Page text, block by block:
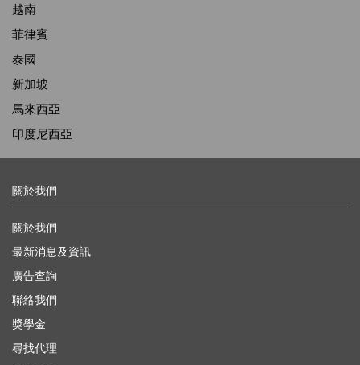
越南
菲律賓
泰國
新加坡
馬來西亞
印度尼西亞
關於我們
關於我們
最新消息及資訊
廣告查詢
聯絡我們
獎學金
尋找代理